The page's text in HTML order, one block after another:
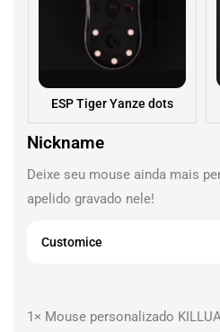
ESP Tiger Yanze dots
Nickname
Deixe seu mouse ainda mais
apelido gravado nele!
1× Mouse personalizado